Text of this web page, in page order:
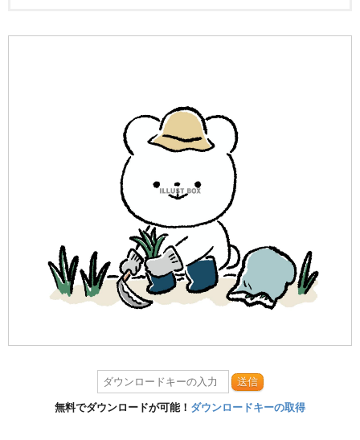
送信
無料でダウンロードが可能！ ダウンロードキーの取得